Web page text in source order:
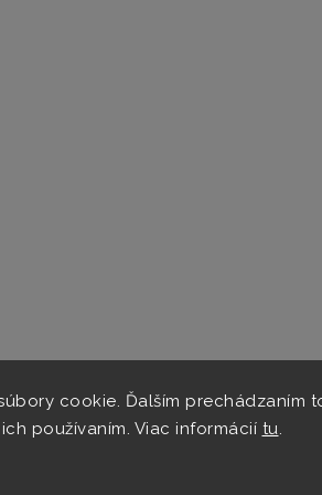
cookie. Ďalším prechádzaním
používaním. Viac informácií tu.